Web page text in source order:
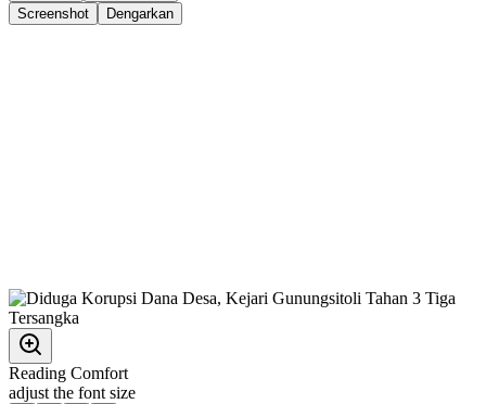
Screenshot
Dengarkan
Reading Comfort
adjust the font size